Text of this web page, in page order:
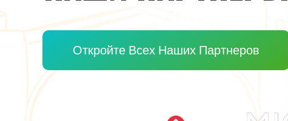
Откройте Всех Наших Партнеров